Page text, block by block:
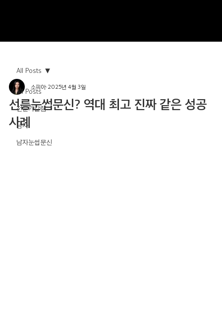
All Posts
전문가칼럼
남자
남자눈썹문신
All Posts
선릉눈썹문신? 역대 최고 진짜 같은 성공
사례
소피아 2025년 4월 3일